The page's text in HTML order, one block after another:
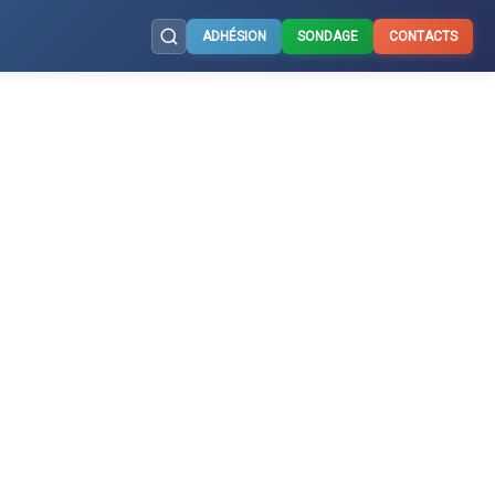
ADHÉSION SONDAGE CONTACTS